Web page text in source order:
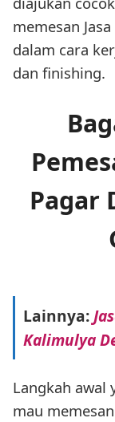
memesan
dalam cara
dan finishing.
Pagar
Lainnya:
Kalimulya
Langkah awal
mau